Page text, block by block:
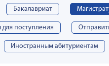
Бакалавриат
поступления
Иностранным абитуриентам